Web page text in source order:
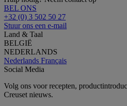
BEL ONS
+32 (0) 3 502 50 27
Stuur ons een e-mail
Land & Taal
BELGIË
NEDERLANDS
Nederlands Français
Social Media
Volg ons voor recepten,
Creuset nieuws.